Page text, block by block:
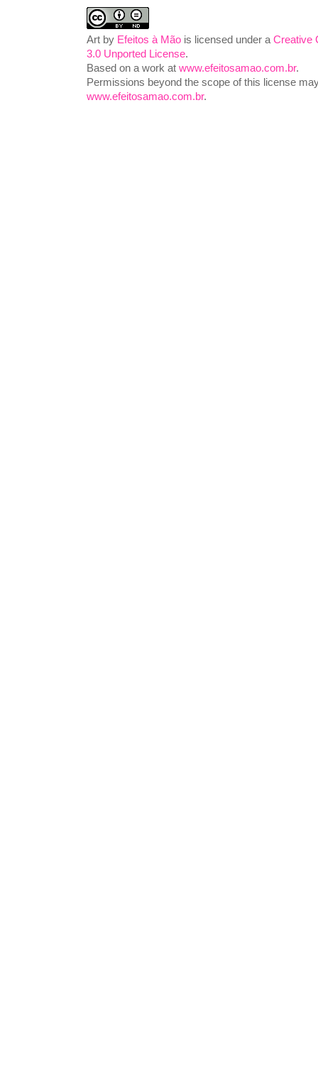
Art by Efeitos à Mão is licensed under a Creative
3.0 Unported License.
Based on a work at www.efeitosamao.com.br.
Permissions beyond the scope of this license
www.efeitosamao.com.br.